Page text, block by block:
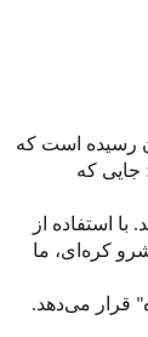
رسیده است که
جایی که
با استفاده از
کره‌ای، ما
قرار می‌دهد.